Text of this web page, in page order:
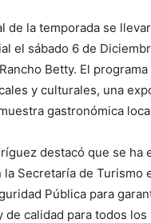
de la temporada se
el sábado 6 de
Betty. El
y culturales, una
gastronómica
destacó que se ha
Secretaría de Turismo
Pública para
de calidad para todos los